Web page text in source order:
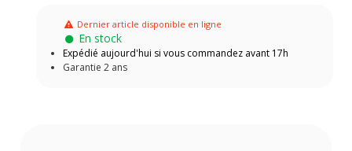
Dernier article disponible en ligne
En stock
Expédié aujourd'hui si vous commandez avant 17h
Garantie 2 ans